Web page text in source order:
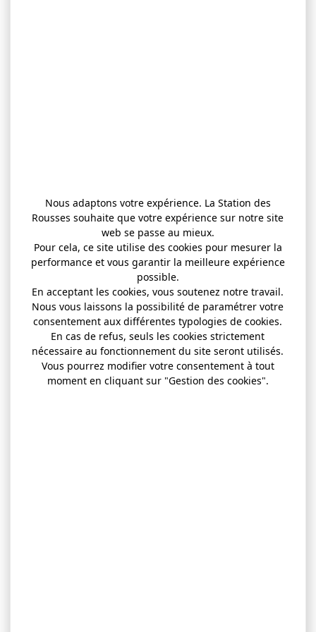
Nous adaptons votre expérience. La Station des
Rousses souhaite que votre expérience sur notre site
web se passe au mieux.
Pour cela, ce site utilise des cookies pour mesurer la
performance et vous garantir la meilleure expérience
possible.
En acceptant les cookies, vous soutenez notre travail.
Nous vous laissons la possibilité de paramétrer votre
consentement aux différentes typologies de cookies.
En cas de refus, seuls les cookies strictement
nécessaire au fonctionnement du site seront utilisés.
Vous pourrez modifier votre consentement à tout
moment en cliquant sur "Gestion des cookies".